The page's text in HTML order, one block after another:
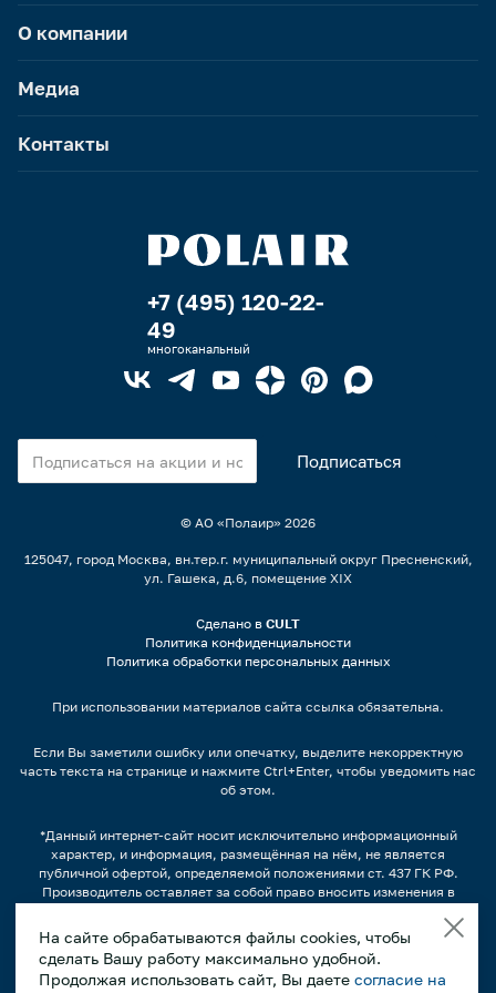
О компании
Медиа
Контакты
+7 (495) 120-22-
49
многоканальный
© АО «Полаир» 2026
125047, город Москва, вн.тер.г. муниципальный округ Пресненский,
ул. Гашека, д.6, помещение XIX
Сделано в CULT
Политика конфиденциальности
Политика обработки персональных данных
При использовании материалов сайта ссылка обязательна.
Если Вы заметили ошибку или опечатку, выделите некорректную
часть текста на странице и нажмите Ctrl+Enter, чтобы уведомить нас
об этом.
*Данный интернет-сайт носит исключительно информационный
характер, и информация, размещённая на нём, не является
публичной офертой, определяемой положениями ст. 437 ГК РФ.
Производитель оставляет за собой право вносить изменения в
предварительного уведомления.
Изображения продукции, а также, варианты наполнения
продуктами/напитками и другим содержимым может отличаться от
На сайте обрабатываются файлы cookies, чтобы
сделать Вашу работу максимально удобной.
Продолжая использовать сайт, Вы даете согласие на